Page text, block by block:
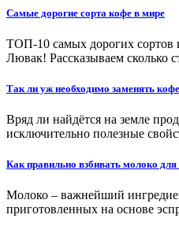
Самые дорогие сорта кофе в мире
ТОП-10 самых дорогих сортов
Лювак! Рассказываем сколько
Так ли уж необходимо заменять
Вряд ли найдётся на земле
исключительно полезные
Как правильно взбивать молоко
Молоко – важнейший
приготовленных на основе